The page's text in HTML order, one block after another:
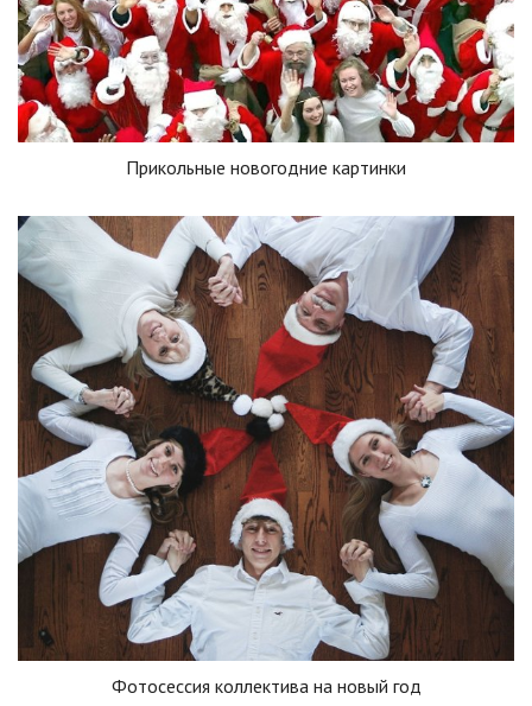
Прикольные новогодние картинки
Фотосессия коллектива на новый год